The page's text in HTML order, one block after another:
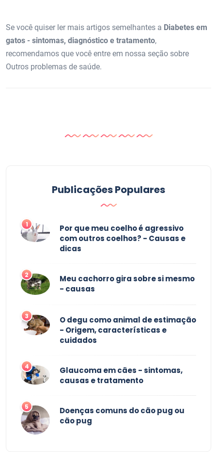
Se você quiser ler mais artigos semelhantes a Diabetes em
gatos - sintomas, diagnóstico e tratamento,
recomendamos que você entre em nossa seção sobre
Outros problemas de saúde.
Publicações Populares
1
Por que meu coelho é agressivo
com outros coelhos? - Causas e
dicas
2
Meu cachorro gira sobre si mesmo
- causas
3
O degu como animal de estimação
- Origem, características e
cuidados
4
Glaucoma em cães - sintomas,
causas e tratamento
5
Doenças comuns do cão pug ou
cão pug